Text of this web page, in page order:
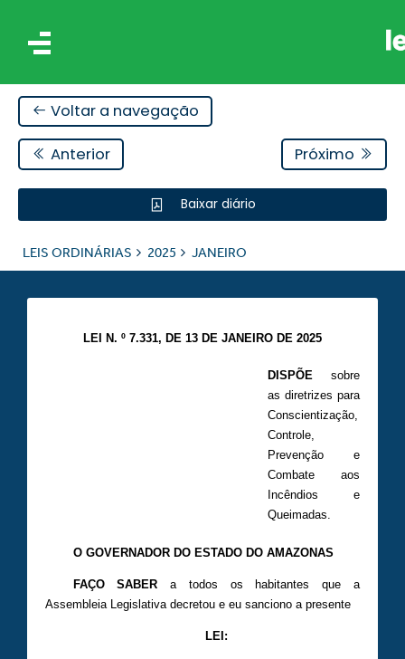
Voltar a navegação
Anterior Próximo
Baixar diário
LEIS ORDINÁRIAS 2025 JANEIRO
LEI N. º 7.331, DE 13 DE JANEIRO DE 2025
DISPÕEsobre
as diretrizes para
Conscientização,
Controle,
Prevenção e
Combate aos
Incêndios e
Queimadas.
O GOVERNADOR DO ESTADO DO AMAZONAS
FAÇO SABER a todos os habitantes que a
Assembleia Legislativa decretou e eu sanciono a presente
LEI: